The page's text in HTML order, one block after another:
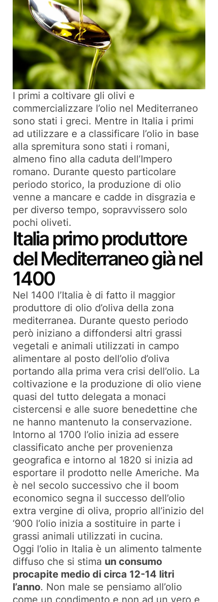
I primi a coltivare gli olivi e
commercializzare l’olio nel Mediterraneo
sono stati i greci. Mentre in Italia i primi
ad utilizzare e a classificare l’olio in base
alla spremitura sono stati i romani,
almeno fino alla caduta dell’Impero
romano. Durante questo particolare
periodo storico, la produzione di olio
venne a mancare e cadde in disgrazia e
per diverso tempo, sopravvissero solo
pochi oliveti.
Italia primo produttore
del Mediterraneo già nel
1400
Nel 1400 l’Italia è di fatto il maggior
produttore di olio d’oliva della zona
mediterranea. Durante questo periodo
però iniziano a diffondersi altri grassi
vegetali e animali utilizzati in campo
alimentare al posto dell’olio d’oliva
portando alla prima vera crisi dell’olio. La
coltivazione e la produzione di olio viene
quasi del tutto delegata a monaci
cistercensi e alle suore benedettine che
ne hanno mantenuto la conservazione.
Intorno al 1700 l’olio inizia ad essere
classificato anche per provenienza
geografica e intorno al 1820 si inizia ad
esportare il prodotto nelle Americhe. Ma
è nel secolo successivo che il boom
economico segna il successo dell’olio
extra vergine di oliva, proprio all’inizio del
‘900 l’olio inizia a sostituire in parte i
grassi animali utilizzati in cucina.
Oggi l’olio in Italia è un alimento talmente
diffuso che si stima un consumo
procapite medio di circa 12-14 litri
l’anno. Non male se pensiamo all’olio